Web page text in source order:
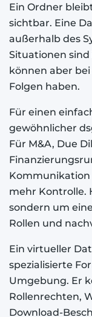
Ein Ordner
sichtbar. Eine
außerhalb des
Situationen
können aber
Folgen haben.
Für einen
gewöhnlicher
Für M&A, Due
mehr Kontrolle.
sondern um
Rollen und
Ein virtueller
spezialisierte
Umgebung. Er
Rollenrechten,
Download-